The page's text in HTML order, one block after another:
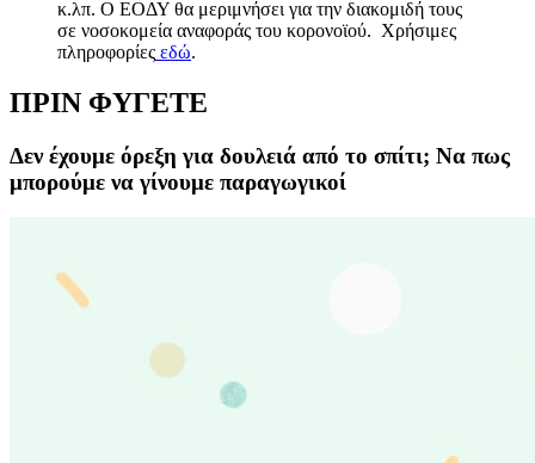
κ.λπ. Ο ΕΟΔΥ θα μεριμνήσει για την διακομιδή τους
σε νοσοκομεία αναφοράς του κορονοϊού. Χρήσιμες
πληροφορίες εδώ.
ΠΡΙΝ ΦΥΓΕΤΕ
Δεν έχουμε όρεξη για δουλειά από το σπίτι; Να πως
μπορούμε να γίνουμε παραγωγικοί